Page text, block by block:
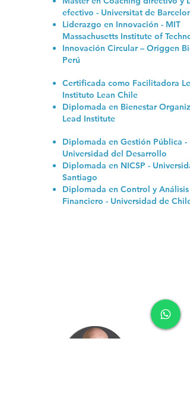
efectivo - Universitat de
Liderazgo en Innovación - MIT
Massachusetts Institute of
Innovación Circular – Origgen
Perú
Certificada como Facilitadora
Instituto Lean Chile
Diplomada en Bienestar
Lead Institute
Diplomada en Gestión Pública -
Universidad del Desarrollo
Diplomada en NICSP -
Santiago
Diplomada en Control y Análisis
Financiero - Universidad de Chile